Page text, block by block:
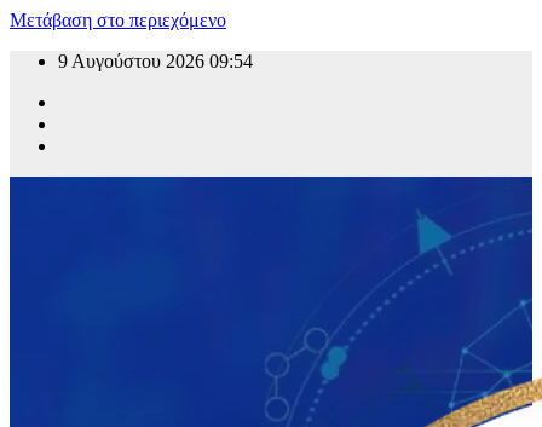
Μετάβαση στο περιεχόμενο
9 Αυγούστου 2026 09:54